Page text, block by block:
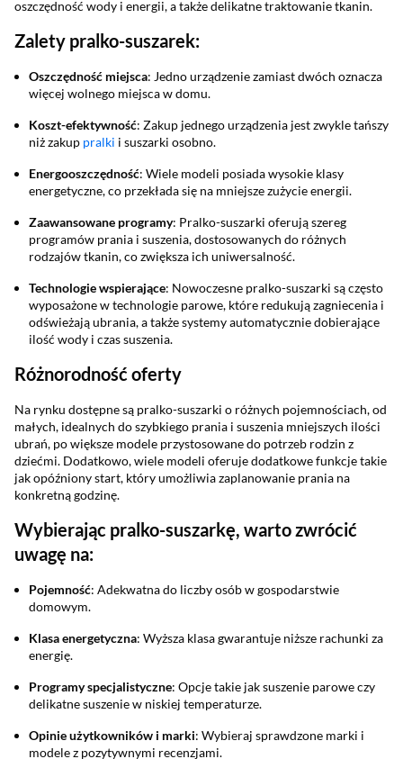
oszczędność wody i energii, a także delikatne traktowanie tkanin.
Zalety pralko-suszarek:
Oszczędność miejsca: Jedno urządzenie zamiast dwóch oznacza
więcej wolnego miejsca w domu.
Koszt-efektywność: Zakup jednego urządzenia jest zwykle tańszy
niż zakup pralki i suszarki osobno.
Energooszczędność: Wiele modeli posiada wysokie klasy
energetyczne, co przekłada się na mniejsze zużycie energii.
Zaawansowane programy: Pralko-suszarki oferują szereg
programów prania i suszenia, dostosowanych do różnych
rodzajów tkanin, co zwiększa ich uniwersalność.
Technologie wspierające: Nowoczesne pralko-suszarki są często
wyposażone w technologie parowe, które redukują zagniecenia i
odświeżają ubrania, a także systemy automatycznie dobierające
ilość wody i czas suszenia.
Różnorodność oferty
Na rynku dostępne są pralko-suszarki o różnych pojemnościach, od
małych, idealnych do szybkiego prania i suszenia mniejszych ilości
ubrań, po większe modele przystosowane do potrzeb rodzin z
dziećmi. Dodatkowo, wiele modeli oferuje dodatkowe funkcje takie
jak opóźniony start, który umożliwia zaplanowanie prania na
konkretną godzinę.
Wybierając pralko-suszarkę, warto zwrócić
uwagę na:
Pojemność: Adekwatna do liczby osób w gospodarstwie
domowym.
Klasa energetyczna: Wyższa klasa gwarantuje niższe rachunki za
energię.
Programy specjalistyczne: Opcje takie jak suszenie parowe czy
delikatne suszenie w niskiej temperaturze.
Opinie użytkowników i marki: Wybieraj sprawdzone marki i
modele z pozytywnymi recenzjami.